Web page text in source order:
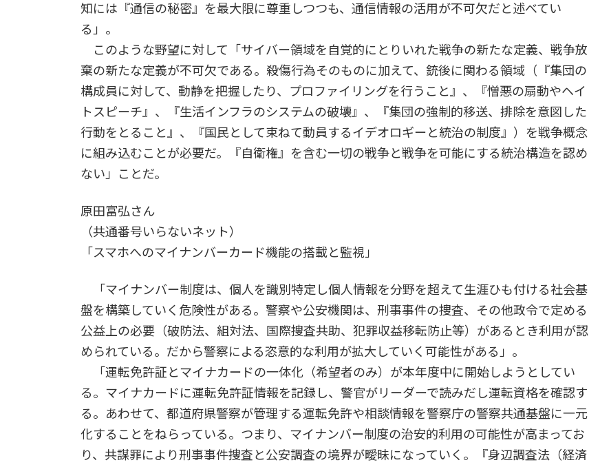
知には『通信の秘密』を最大限に尊重しつつも、通信情報の活用が不可欠だと述べてい
る」。
このような野望に対して「サイバー領域を自覚的にとりいれた戦争の新たな定義、戦争放
棄の新たな定義が不可欠である。殺傷行為そのものに加えて、銃後に関わる領域（『集団の
構成員に対して、動静を把握したり、プロファイリングを行うこと』、『憎悪の扇動やヘイ
トスピーチ』、『生活インフラのシステムの破壊』、『集団の強制的移送、排除を意図した
行動をとること』、『国民として束ねて動員するイデオロギーと統治の制度』）を戦争概念
に組み込むことが必要だ。『自衛権』を含む一切の戦争と戦争を可能にする統治構造を認め
ない」ことだ。
原田富弘さん
（共通番号いらないネット）
「スマホへのマイナンバーカード機能の搭載と監視」
「マイナンバー制度は、個人を識別特定し個人情報を分野を超えて生涯ひも付ける社会基
盤を構築していく危険性がある。警察や公安機関は、刑事事件の捜査、その他政令で定める
公益上の必要（破防法、組対法、国際捜査共助、犯罪収益移転防止等）があるとき利用が認
められている。だから警察による恣意的な利用が拡大していく可能性がある」。
「運転免許証とマイナカードの一体化（希望者のみ）が本年度中に開始しようとしてい
る。マイナカードに運転免許証情報を記録し、警官がリーダーで読みだし運転資格を確認す
る。あわせて、都道府県警察が管理する運転免許や相談情報を警察庁の警察共通基盤に一元
化することをねらっている。つまり、マイナンバー制度の治安的利用の可能性が高まってお
り、共謀罪により刑事事件捜査と公安調査の境界が曖昧になっていく。『身辺調査法（経済